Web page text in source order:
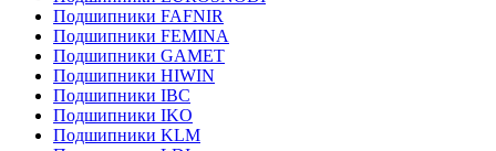
Подшипники FAFNIR
Подшипники FEMINA
Подшипники GAMET
Подшипники HIWIN
Подшипники IBC
Подшипники IKO
Подшипники KLM